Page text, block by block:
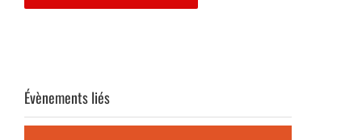
Évènements liés